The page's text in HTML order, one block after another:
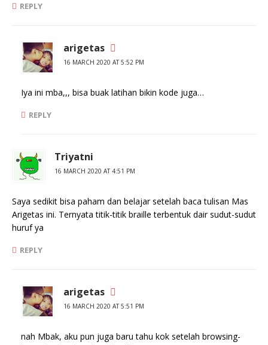
REPLY
arigetas
16 MARCH 2020 AT 5:52 PM
Iya ini mba,,, bisa buak latihan bikin kode juga…
REPLY
Triyatni
16 MARCH 2020 AT 4:51 PM
Saya sedikit bisa paham dan belajar setelah baca tulisan Mas
Arigetas ini. Ternyata titik-titik braille terbentuk dair sudut-sudut
huruf ya
REPLY
arigetas
16 MARCH 2020 AT 5:51 PM
nah Mbak, aku pun juga baru tahu kok setelah browsing-